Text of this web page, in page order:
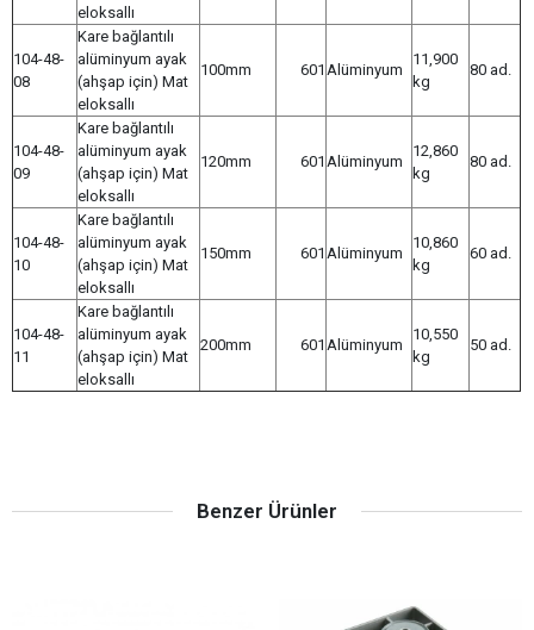
eloksallı
104-48-
08
Kare bağlantılı
alüminyum ayak
(ahşap için) Mat
eloksallı
100mm 601 Alüminyum
11,900
kg
80 ad.
104-48-
09
Kare bağlantılı
alüminyum ayak
(ahşap için) Mat
eloksallı
120mm 601 Alüminyum
12,860
kg
80 ad.
104-48-
10
Kare bağlantılı
alüminyum ayak
(ahşap için) Mat
eloksallı
150mm 601 Alüminyum
10,860
kg
60 ad.
104-48-
11
Kare bağlantılı
alüminyum ayak
(ahşap için) Mat
eloksallı
200mm 601 Alüminyum
10,550
kg
50 ad.
Benzer Ürünler